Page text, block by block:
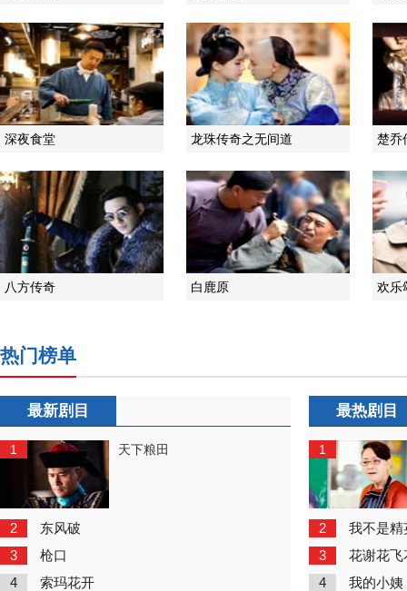
深夜食堂 龙珠传奇之无间道 楚乔
八方传奇 白鹿原 欢乐
热门榜单
最新剧目
1 天下粮田
2 东风破
3 枪口
4 索玛花开
最热剧目
1
2 我不是精
3 花谢花飞
4 我的小姨